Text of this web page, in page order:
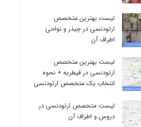
لیست بهترین متخصص
ارتودنسی در چیذر و نواحی
اطراف آن
لیست بهترین متخصص
ارتودنسی در قیطریه + نحوه
انتخاب یک متخصص ارتودنسی
لیست متخصص ارتودنسی در
دروس و اطراف آن